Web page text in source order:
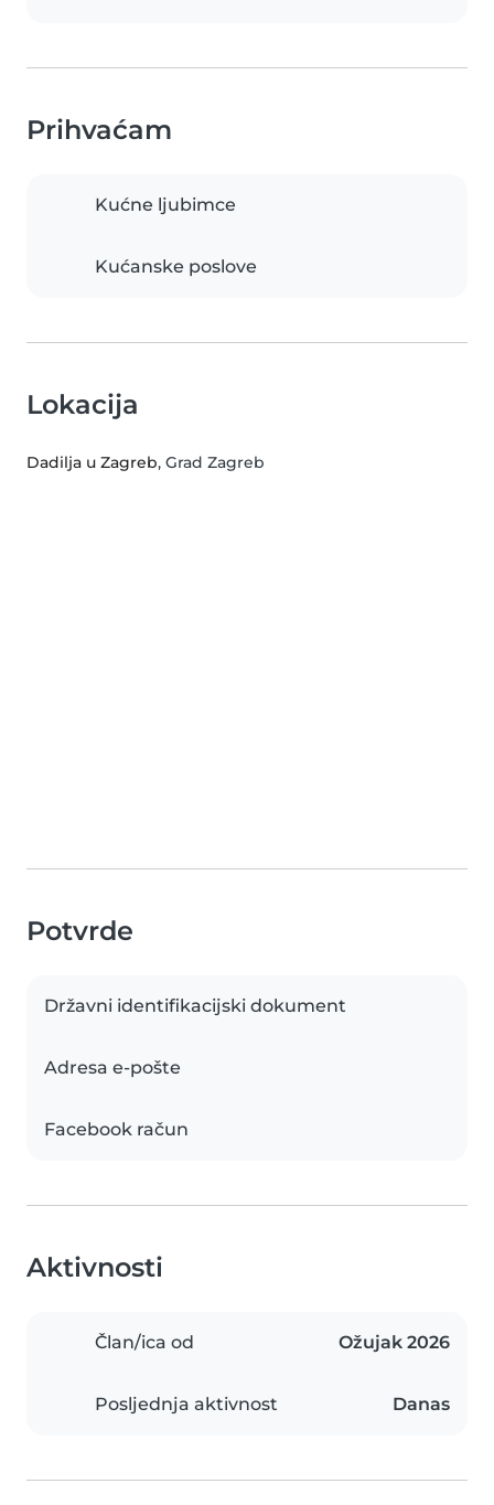
Prihvaćam
Kućne ljubimce
Kućanske poslove
Lokacija
Dadilja u Zagreb, Grad Zagreb
Potvrde
Državni identifikacijski dokument
Adresa e-pošte
Facebook račun
Aktivnosti
Član/ica od Ožujak 2026
Posljednja aktivnost Danas